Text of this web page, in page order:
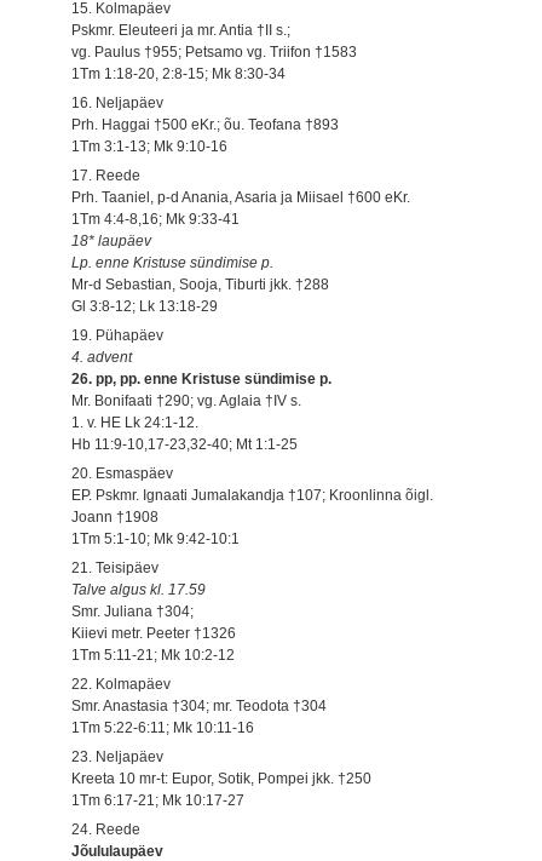
15. Kolmapäev
Pskmr. Eleuteeri ja mr. Antia †II s.;
vg. Paulus †955; Petsamo vg. Triifon †1583
1Tm 1:18-20, 2:8-15; Mk 8:30-34
16. Neljapäev
Prh. Haggai †500 eKr.; õu. Teofana †893
1Tm 3:1-13; Mk 9:10-16
17. Reede
Prh. Taaniel, p-d Anania, Asaria ja Miisael †600 eKr.
1Tm 4:4-8,16; Mk 9:33-41
18* laupäev
Lp. enne Kristuse sündimise p.
Mr-d Sebastian, Sooja, Tiburti jkk. †288
Gl 3:8-12; Lk 13:18-29
19. Pühapäev
4. advent
26. pp, pp. enne Kristuse sündimise p.
Mr. Bonifaati †290; vg. Aglaia †IV s.
1. v. HE Lk 24:1-12.
Hb 11:9-10,17-23,32-40; Mt 1:1-25
20. Esmaspäev
EP. Pskmr. Ignaati Jumalakandja †107; Kroonlinna õigl.
Joann †1908
1Tm 5:1-10; Mk 9:42-10:1
21. Teisipäev
Talve algus kl. 17.59
Smr. Juliana †304;
Kiievi metr. Peeter †1326
1Tm 5:11-21; Mk 10:2-12
22. Kolmapäev
Smr. Anastasia †304; mr. Teodota †304
1Tm 5:22-6:11; Mk 10:11-16
23. Neljapäev
Kreeta 10 mr-t: Eupor, Sotik, Pompei jkk. †250
1Tm 6:17-21; Mk 10:17-27
24. Reede
Jõululaupäev